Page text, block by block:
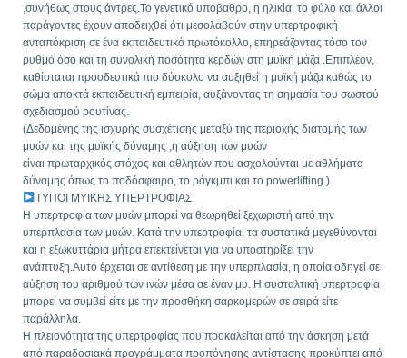
,συνήθως στους άντρες.Το γενετικό υπόβαθρο, η ηλικία, το φύλο και άλλοι
παράγοντες έχουν αποδειχθεί ότι μεσολαβούν στην υπερτροφική
ανταπόκριση σε ένα εκπαιδευτικό πρωτόκολλο, επηρεάζοντας τόσο τον
ρυθμό όσο και τη συνολική ποσότητα κερδών στη μυϊκή μάζα .Επιπλέον,
καθίσταται προοδευτικά πιο δύσκολο να αυξηθεί η μυϊκή μάζα καθώς το
σώμα αποκτά εκπαιδευτική εμπειρία, αυξάνοντας τη σημασία του σωστού
σχεδιασμού ρουτίνας.
(Δεδομένης της ισχυρής συσχέτισης μεταξύ της περιοχής διατομής των
μυών και της μυϊκής δύναμης ,η αύξηση των μυών
είναι πρωταρχικός στόχος και αθλητών που ασχολούνται με αθλήματα
δύναμης όπως το ποδόσφαιρο, το ράγκμπι και το powerlifting.)
ΤΥΠΟΙ ΜΥΙΚΗΣ ΥΠΕΡΤΡΟΦΙΑΣ
Η υπερτροφία των μυών μπορεί να θεωρηθεί ξεχωριστή από την
υπερπλασία των μυών. Κατά την υπερτροφία, τα συστατικά μεγεθύνονται
και η εξωκυττάρια μήτρα επεκτείνεται για να υποστηρίξει την
ανάπτυξη.Αυτό έρχεται σε αντίθεση με την υπερπλασία, η οποία οδηγεί σε
αύξηση του αριθμού των ινών μέσα σε έναν μυ. Η συσταλτική υπερτροφία
μπορεί να συμβεί είτε με την προσθήκη σαρκομερών σε σειρά είτε
παράλληλα.
Η πλειονότητα της υπερτροφίας που προκαλείται από την άσκηση μετά
από παραδοσιακά προγράμματα προπόνησης αντίστασης προκύπτει από